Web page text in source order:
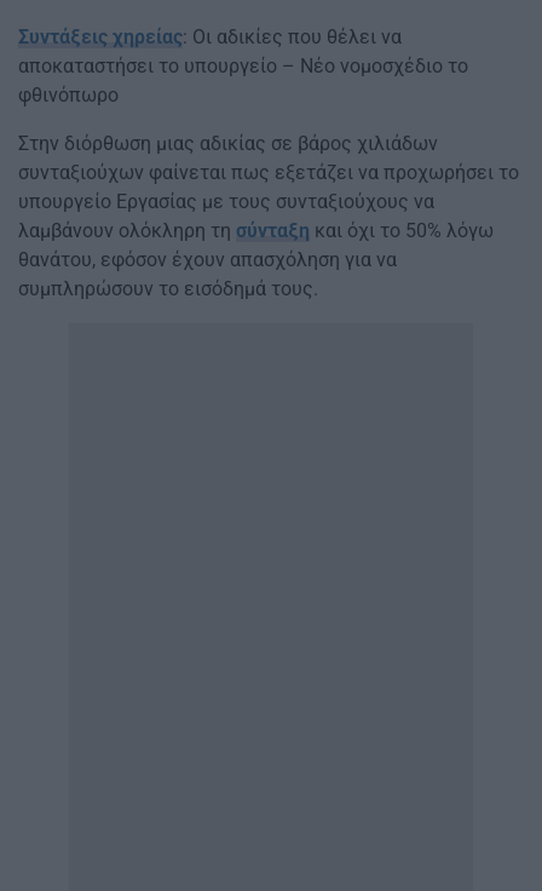
Συντάξεις χηρείας: Οι αδικίες που θέλει να
αποκαταστήσει το υπουργείο – Νέο νομοσχέδιο το
φθινόπωρο
Στην διόρθωση μιας αδικίας σε βάρος χιλιάδων
συνταξιούχων φαίνεται πως εξετάζει να προχωρήσει το
υπουργείο Εργασίας με τους συνταξιούχους να
λαμβάνουν ολόκληρη τη σύνταξη και όχι το 50% λόγω
θανάτου, εφόσον έχουν απασχόληση για να
συμπληρώσουν το εισόδημά τους.